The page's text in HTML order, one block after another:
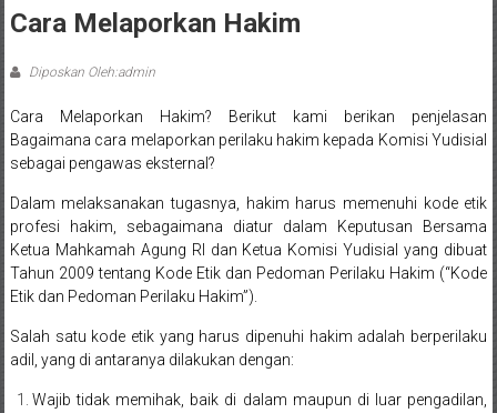
Wonosari,
Wates,
Klaten,
Magelang,
Solo,
Semarang,
Jakarta,
Bali,
Cara Melaporkan Hakim
Diposkan Oleh:admin
Cara Melaporkan Hakim? Berikut kami berikan penjelasan
Bagaimana cara melaporkan perilaku hakim kepada Komisi Yudisial
sebagai pengawas eksternal?
Dalam melaksanakan tugasnya, hakim harus memenuhi kode etik
profesi hakim, sebagaimana diatur dalam Keputusan Bersama
Ketua Mahkamah Agung RI dan Ketua Komisi Yudisial yang dibuat
Tahun 2009 tentang Kode Etik dan Pedoman Perilaku Hakim (“Kode
Etik dan Pedoman Perilaku Hakim”).
Salah satu kode etik yang harus dipenuhi hakim adalah berperilaku
adil, yang di antaranya dilakukan dengan:
Wajib tidak memihak, baik di dalam maupun di luar pengadilan,